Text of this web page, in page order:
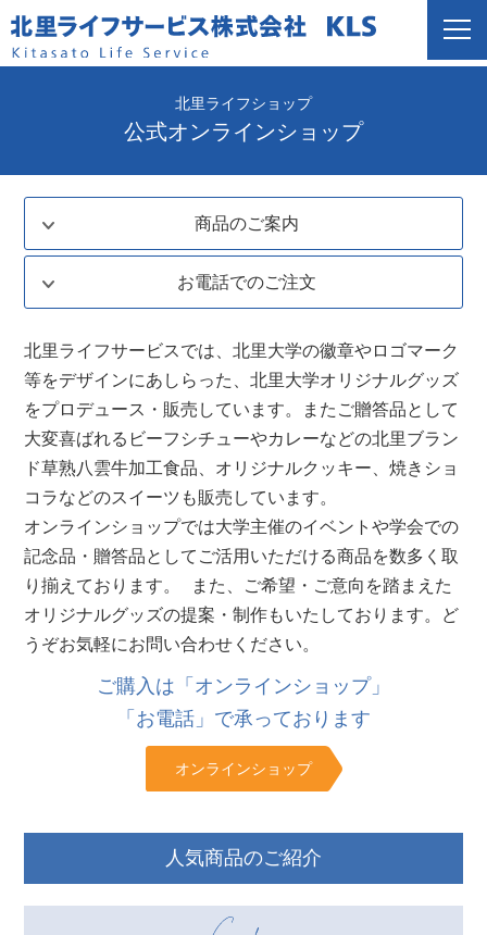
北里ライフショップ
公式オンラインショップ
商品のご案内
お電話でのご注文
北里ライフサービスでは、北里大学の徽章やロゴマーク
等をデザインにあしらった、北里大学オリジナルグッズ
をプロデュース・販売しています。またご贈答品として
大変喜ばれるビーフシチューやカレーなどの北里ブラン
ド草熟八雲牛加工食品、オリジナルクッキー、焼きショ
コラなどのスイーツも販売しています。
オンラインショップでは大学主催のイベントや学会での
記念品・贈答品としてご活用いただける商品を数多く取
り揃えております。 また、ご希望・ご意向を踏まえた
オリジナルグッズの提案・制作もいたしております。ど
うぞお気軽にお問い合わせください。
ご購入は「オンラインショップ」
「お電話」で承っております
オンラインショップ
人気商品のご紹介